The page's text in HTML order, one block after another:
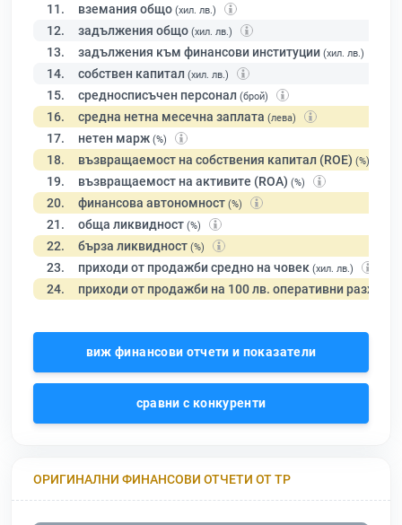
11. вземания общо (хил. лв.)
12. задължения общо (хил. лв.)
13. задължения към финансови институции (хил. лв.)
14. собствен капитал (хил. лв.)
15. средносписъчен персонал (брой)
16. средна нетна месечна заплата (лева)
17. нетен марж (%)
18. възвращаемост на собствения капитал (ROE) (%)
19. възвращаемост на активите (ROA) (%)
20. финансова автономност (%)
21. обща ликвидност (%)
22. бърза ликвидност (%)
23. приходи от продажби средно на човек (хил. лв.)
24. приходи от продажби на 100 лв. оперативни разходи
виж финансови отчети и показатели
сравни с конкуренти
ОРИГИНАЛНИ ФИНАНСОВИ ОТЧЕТИ ОТ ТР